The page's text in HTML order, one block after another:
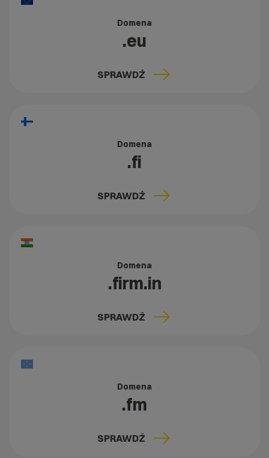
Domena
.eu
SPRAWDŹ
Domena
.fi
SPRAWDŹ
Domena
.firm.in
SPRAWDŹ
Domena
.fm
SPRAWDŹ